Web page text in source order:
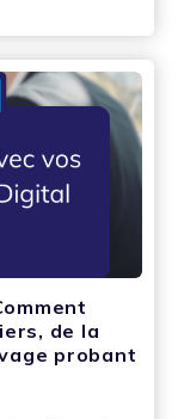
de la
probant